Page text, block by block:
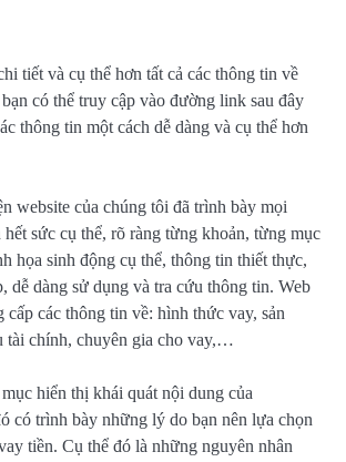
tiết và cụ thể hơn tất cả các thông tin về
có thể truy cập vào đường link sau đây
thông tin một cách dễ dàng và cụ thể hơn
website của chúng tôi đã trình bày mọi
sức cụ thể, rõ ràng từng khoản, từng mục
họa sinh động cụ thể, thông tin thiết thực,
dễ dàng sử dụng và tra cứu thông tin. Web
cấp các thông tin về: hình thức vay, sản
tài chính, chuyên gia cho vay,…
hiển thị khái quát nội dung của
có trình bày những lý do bạn nên lựa chọn
tiền. Cụ thể đó là những nguyên nhân